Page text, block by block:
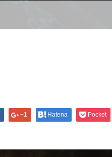
+1 Hatena Pocket